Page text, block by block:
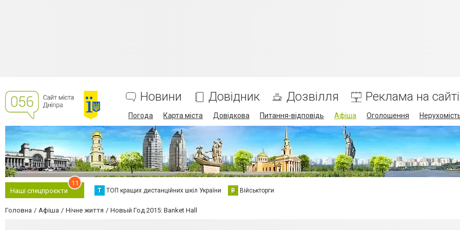
Новини Довідник Дозвілля Реклама на сайті
Погода Карта міста Довідкова Питання-відповідь Афіша Оголошення
Наші спецпроєкти
11
Т ТОП кращих дистанційних шкіл України В Військторги
Головна Афіша Нічне життя Новый Год 2015: Banket Hall